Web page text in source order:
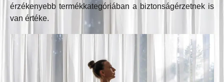
érzékenyebb termékkategóriában a biztonságérzetnek is
van értéke.